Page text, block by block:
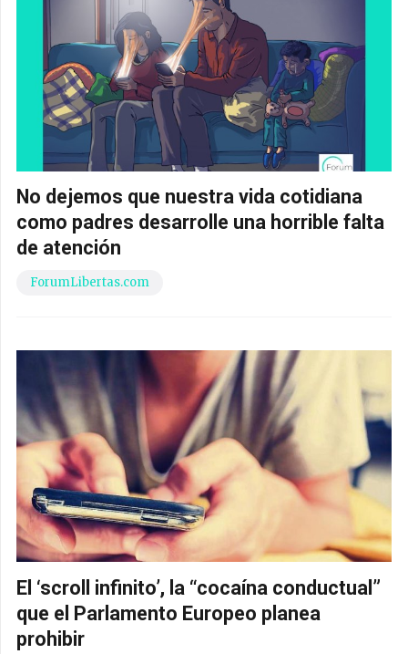
No dejemos que nuestra vida cotidiana
como padres desarrolle una horrible falta
de atención
ForumLibertas.com
El ‘scroll infinito’, la “cocaína conductual”
que el Parlamento Europeo planea
prohibir